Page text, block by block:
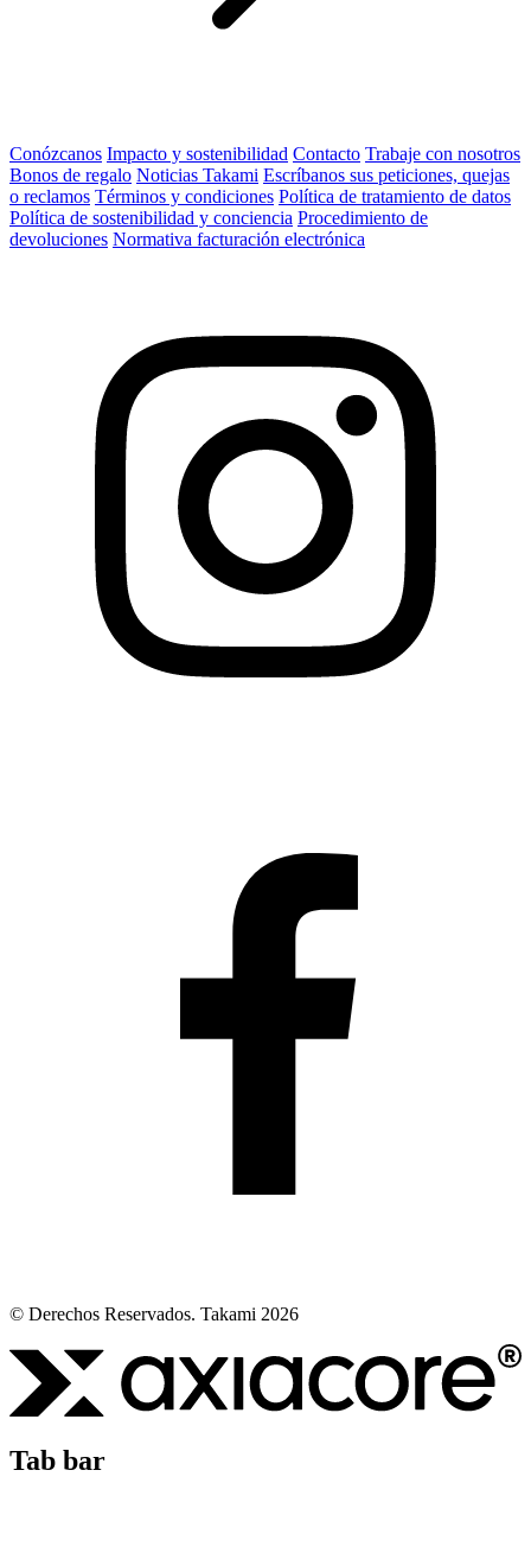
Conózcanos Impacto y sostenibilidad Contacto Trabaje con nosotros
Bonos de regalo Noticias Takami Escríbanos sus peticiones, quejas
o reclamos Términos y condiciones Política de tratamiento de datos
Política de sostenibilidad y conciencia Procedimiento de
devoluciones Normativa facturación electrónica
© Derechos Reservados. Takami 2026
Tab bar